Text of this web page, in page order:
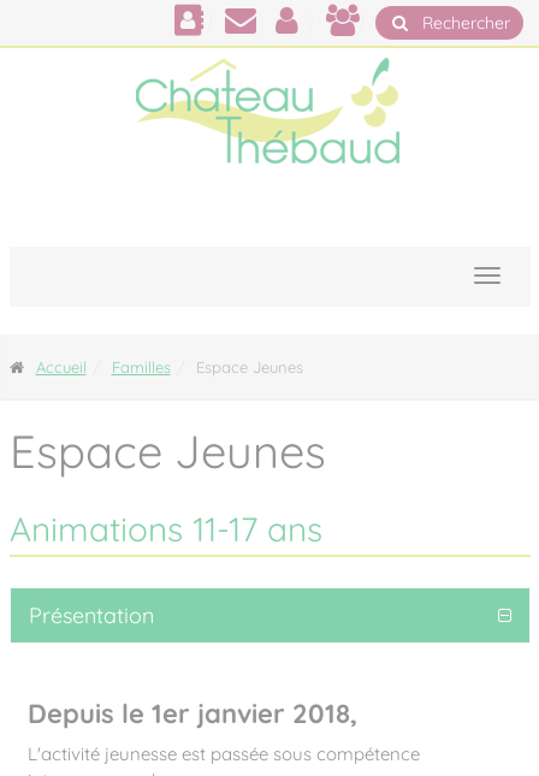
Rechercher
Accueil Familles Espace Jeunes
Espace Jeunes
Animations 11-17 ans
Présentation
Depuis le 1er janvier 2018,
L'activité jeunesse est passée sous compétence
Panneau de gestion des cookies